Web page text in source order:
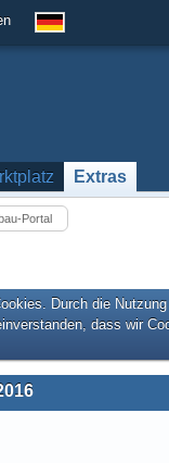
Extras
Portal
Durch die
dass wir